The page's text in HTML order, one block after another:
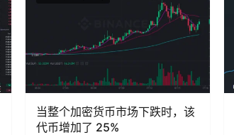
当整个加密货币市场下跌时，该
代币增加了 25%